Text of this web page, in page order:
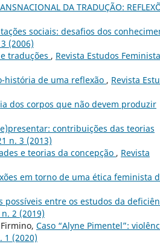
DA TRADUÇÃO:
sociais: desafios dos
(2006)
traduções , Revista Estudos
história de uma reflexão , Revista
dos corpos que não devem produzir
contribuições das teorias
n. 3 (2013)
e teorias da concepção , Revista
em torno de uma ética feminista
possíveis entre os estudos da
2 (2019)
Caso “Alyne Pimentel”:
1 (2020)